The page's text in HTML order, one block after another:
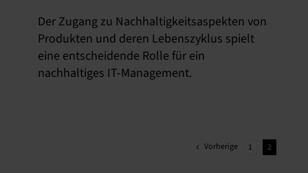
Der Zugang zu Nachhaltigkeitsaspekten von
Produkten und deren Lebenszyklus spielt
eine entscheidende Rolle für ein
nachhaltiges IT-Management.
Vorherige 1 2